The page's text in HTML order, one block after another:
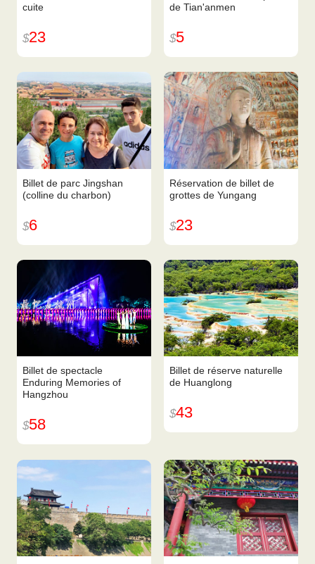
cuite
$23
de Tian'anmen
$5
Billet de parc Jingshan
(colline du charbon)
$6
Réservation de billet de
grottes de Yungang
$23
Billet de spectacle
Enduring Memories of
Hangzhou
$58
Billet de réserve naturelle
de Huanglong
$43